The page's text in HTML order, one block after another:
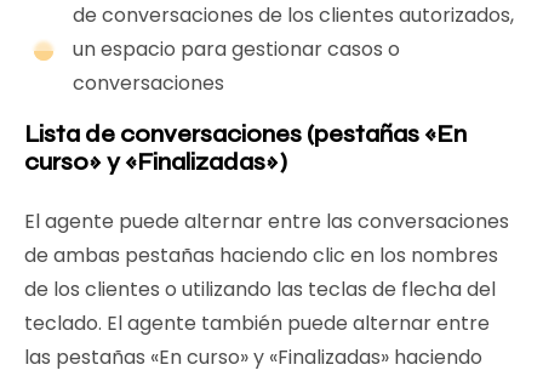
de conversaciones de los clientes autorizados,
un espacio para gestionar casos o
conversaciones
Lista de conversaciones (pestañas «En
curso» y «Finalizadas»)
El agente puede alternar entre las conversaciones
de ambas pestañas haciendo clic en los nombres
de los clientes o utilizando las teclas de flecha del
teclado. El agente también puede alternar entre
las pestañas «En curso» y «Finalizadas» haciendo